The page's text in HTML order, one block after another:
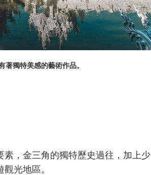
著獨特美感的藝術作品。
，金三角的獨特歷史過往，加上少
光地區。